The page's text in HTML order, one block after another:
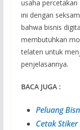
usaha
ini dengan
bahwa bisnis
membutuhkan
telaten untuk
penjelasannya.
BACA JUGA :
Peluang
Cetak